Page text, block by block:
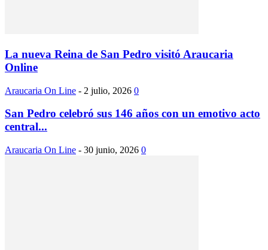
La nueva Reina de San Pedro visitó Araucaria
Online
Araucaria On Line - 2 julio, 2026 0
San Pedro celebró sus 146 años con un emotivo acto
central...
Araucaria On Line - 30 junio, 2026 0